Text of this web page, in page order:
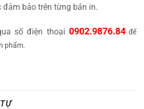
bảo trên từng bản in.
số điện thoại 0902.9876.84để
phẩm.